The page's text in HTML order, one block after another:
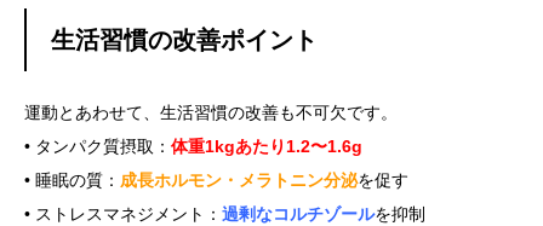
生活習慣の改善ポイント
運動とあわせて、生活習慣の改善も不可欠です。
• タンパク質摂取： 体重1kgあたり1.2〜1.6g
• 睡眠の質： 成長ホルモン・メラトニン分泌を促す
• ストレスマネジメント： 過剰なコルチゾールを抑制